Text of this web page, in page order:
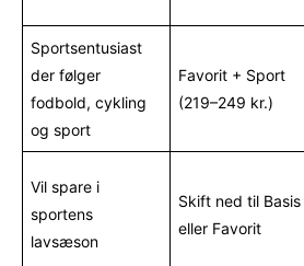
Sportsentusiast
der følger
fodbold, cykling
og sport
Favorit + Sport
(219–249 kr.)
Vil spare i
sportens
lavsæson
Skift ned til Basis
eller Favorit